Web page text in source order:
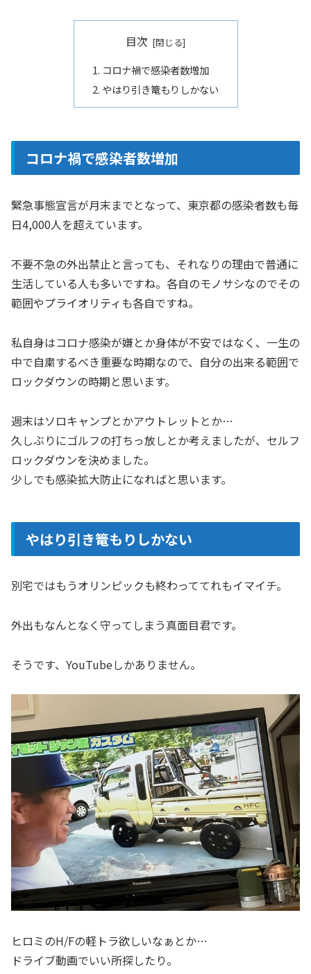
目次
コロナ禍で感染者数増加
やはり引き篭もりしかない
コロナ禍で感染者数増加
緊急事態宣言が月末までとなって、東京都の感染者数も毎
日4,000人を超えています。
不要不急の外出禁止と言っても、それなりの理由で普通に
生活している人も多いですね。各自のモノサシなのでその
範囲やプライオリティも各自ですね。
私自身はコロナ感染が嫌とか身体が不安ではなく、一生の
中で自粛するべき重要な時期なので、自分の出来る範囲で
ロックダウンの時期と思います。
週末はソロキャンプとかアウトレットとか…
久しぶりにゴルフの打ちっ放しとか考えましたが、セルフ
ロックダウンを決めました。
少しでも感染拡大防止になればと思います。
やはり引き篭もりしかない
別宅ではもうオリンピックも終わっててれもイマイチ。
外出もなんとなく守ってしまう真面目君です。
そうです、YouTubeしかありません。
ヒロミのH/Fの軽トラ欲しいなぁとか…
ドライブ動画でいい所探したり。